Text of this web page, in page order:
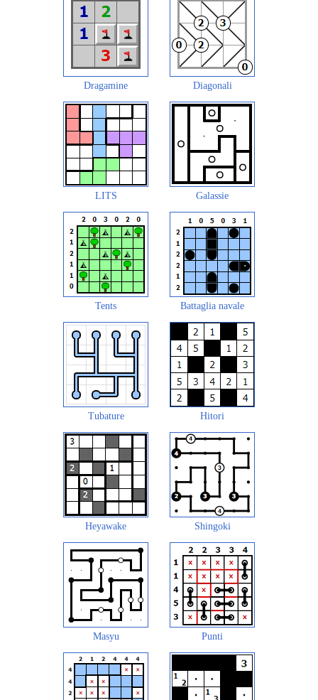
Dragamine Diagonali
LITS Galassie
Tents Battaglia navale
Tubature Hitori
Heyawake Shingoki
Masyu Punti